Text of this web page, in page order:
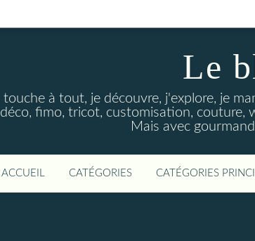
Le
touche à tout, je découvre, j'explore, je
déco, fimo, tricot, customisation, couture,
Mais avec
ACCUEIL CATÉGORIES CATÉGORIES